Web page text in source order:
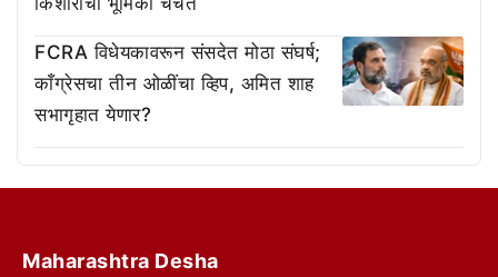
FCRA विधेयकावरून संसदेत मोठा संघर्ष;
काँग्रेसचा तीन ओळींचा व्हिप, अमित शाह
सभागृहात येणार?
Maharashtra Desha